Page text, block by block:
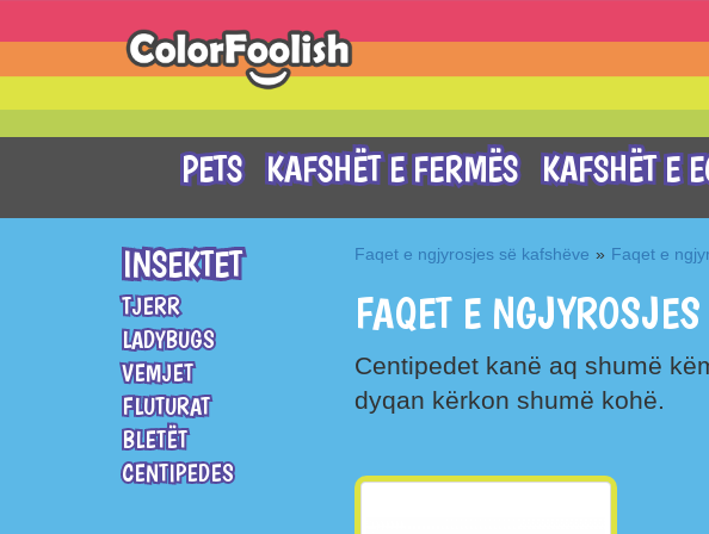
PETS KAFSHËT E FERMËS KAFSHËT E
INSEKTET
TJERR
LADYBUGS
VEMJET
FLUTURAT
BLETËT
CENTIPEDES
Faqet e ngjyrosjes së kafshëve » Faqet e
FAQET E
Centipedet kanë aq shumë
dyqan kërkon shumë kohë.